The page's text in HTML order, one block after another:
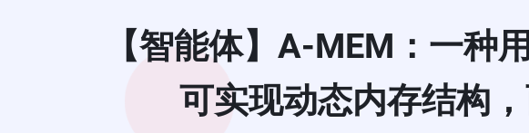
【智能体】A-MEM：一种
可实现动态内存结构